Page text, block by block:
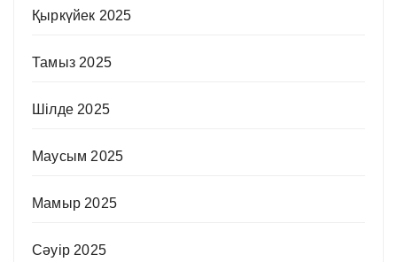
Қыркүйек 2025
Тамыз 2025
Шілде 2025
Маусым 2025
Мамыр 2025
Сәуір 2025